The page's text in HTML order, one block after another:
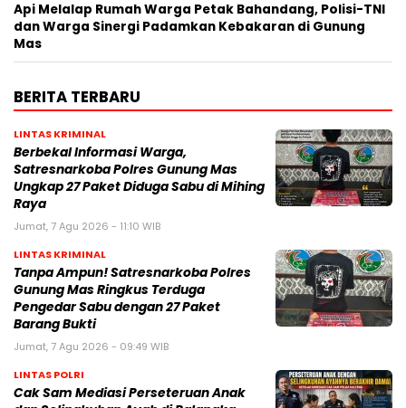
Api Melalap Rumah Warga Petak Bahandang, Polisi-TNI
dan Warga Sinergi Padamkan Kebakaran di Gunung
Mas
BERITA TERBARU
LINTAS KRIMINAL
Berbekal Informasi Warga,
Satresnarkoba Polres Gunung Mas
Ungkap 27 Paket Diduga Sabu di Mihing
Raya
Jumat, 7 Agu 2026 - 11:10 WIB
LINTAS KRIMINAL
Tanpa Ampun! Satresnarkoba Polres
Gunung Mas Ringkus Terduga
Pengedar Sabu dengan 27 Paket
Barang Bukti
Jumat, 7 Agu 2026 - 09:49 WIB
LINTAS POLRI
Cak Sam Mediasi Perseteruan Anak